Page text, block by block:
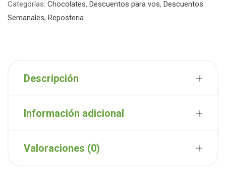
Categorías: Chocolates, Descuentos para vos, Descuentos
Semanales, Reposteria
Descripción
Información adicional
Valoraciones (0)